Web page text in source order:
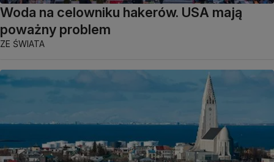
Woda na celowniku hakerów. USA mają
poważny problem
ZE ŚWIATA